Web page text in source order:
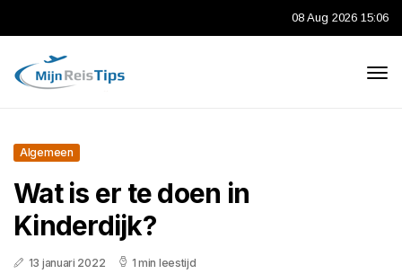
08 Aug 2026 15:06
Algemeen
Wat is er te doen in
Kinderdijk?
13 januari 2022 1 min leestijd